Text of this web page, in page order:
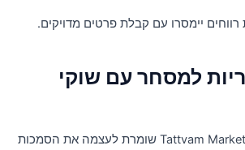
יימסרו עם קבלת פרטים מדויקים.
למסחר עם שוקי
Tattvam Markets Limited שומרת לעצמה את הסמכות